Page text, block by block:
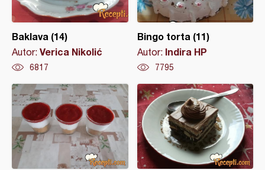
Baklava (14)
Autor: Verica Nikolić
6817
Bingo torta (11)
Autor: Indira HP
7795